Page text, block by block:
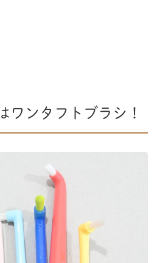
ワンタフトブラシ！